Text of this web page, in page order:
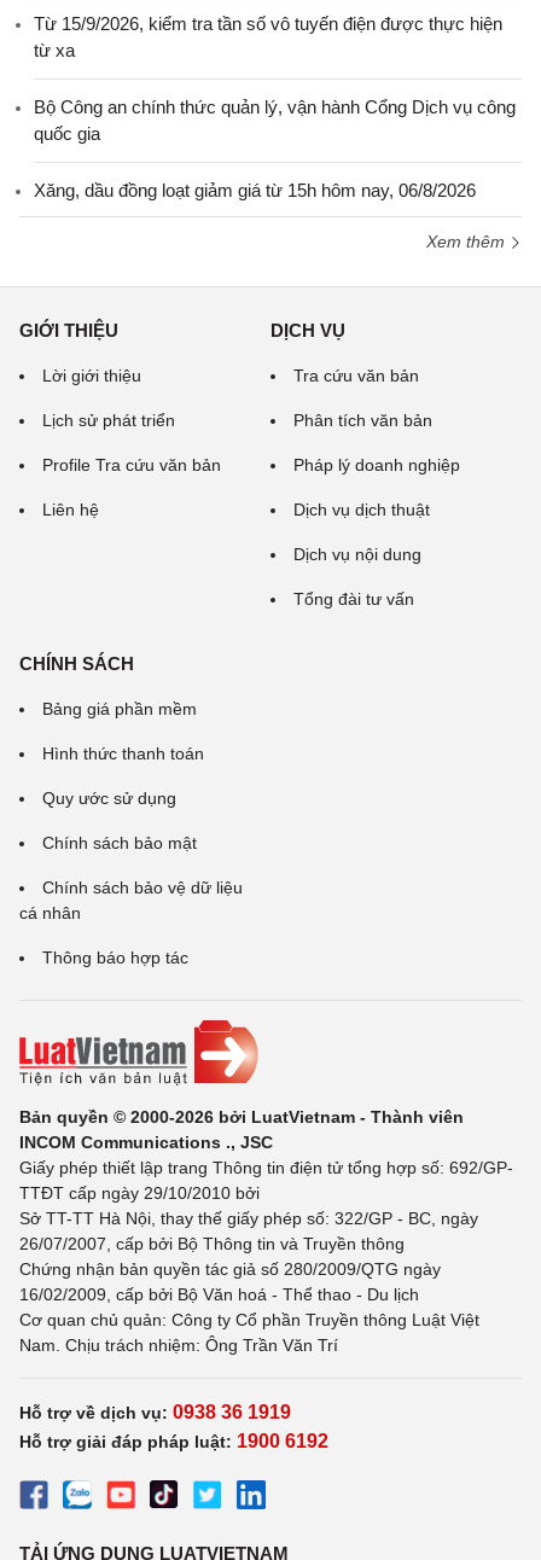
Từ 15/9/2026, kiểm tra tần số vô tuyến điện được thực hiện
từ xa
Bộ Công an chính thức quản lý, vận hành Cổng Dịch vụ công
quốc gia
Xăng, dầu đồng loạt giảm giá từ 15h hôm nay, 06/8/2026
Xem thêm
GIỚI THIỆU
Lời giới thiệu
Lịch sử phát triển
Profile Tra cứu văn bản
Liên hệ
DỊCH VỤ
Tra cứu văn bản
Phân tích văn bản
Pháp lý doanh nghiệp
Dịch vụ dịch thuật
Dịch vụ nội dung
Tổng đài tư vấn
CHÍNH SÁCH
Bảng giá phần mềm
Hình thức thanh toán
Quy ước sử dụng
Chính sách bảo mật
Chính sách bảo vệ dữ liệu
cá nhân
Thông báo hợp tác
Bản quyền © 2000-2026 bởi LuatVietnam - Thành viên
INCOM Communications ., JSC
Giấy phép thiết lập trang Thông tin điện tử tổng hợp số: 692/GP-
TTĐT cấp ngày 29/10/2010 bởi
Sở TT-TT Hà Nội, thay thế giấy phép số: 322/GP - BC, ngày
26/07/2007, cấp bởi Bộ Thông tin và Truyền thông
Chứng nhận bản quyền tác giả số 280/2009/QTG ngày
16/02/2009, cấp bởi Bộ Văn hoá - Thể thao - Du lịch
Cơ quan chủ quản: Công ty Cổ phần Truyền thông Luật Việt
Nam. Chịu trách nhiệm: Ông Trần Văn Trí
Hỗ trợ về dịch vụ: 0938 36 1919
Hỗ trợ giải đáp pháp luật: 1900 6192
TẢI ỨNG DỤNG LUATVIETNAM